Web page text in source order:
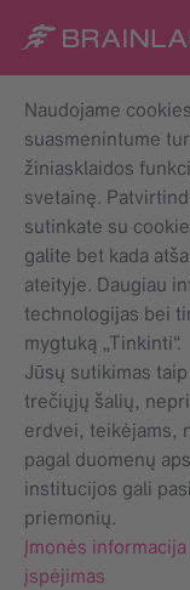
Naudojame
suasmenintume
žiniasklaidos
svetainę.
sutinkate su
galite bet kada
ateityje. Daugiau
technologijas bei
mygtuką „Tinkinti“.
Jūsų sutikimas
trečiųjų šalių,
erdvei, teikėjams,
pagal duomenų
institucijos gali
priemonių.
Įmonės informacija
įspėjimas